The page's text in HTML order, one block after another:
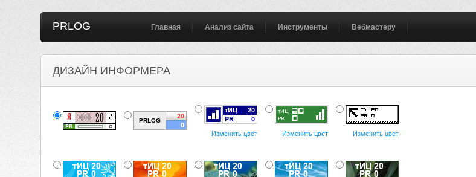
PRLOG Главная Анализ сайта Инструменты Вебмастеру
ДИЗАЙН ИНФОРМЕРА
Изменить цвет Изменить цвет Изменить цвет